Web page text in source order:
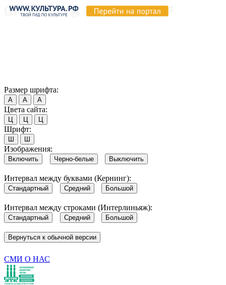
Размер шрифта:
А А А
Цвета сайта:
Ц Ц Ц
Шрифт:
Ш Ш
Изображения:
Включить Черно-белые Выключить
Интервал между буквами (Кернинг):
Стандартный Средний Большой
Интервал между строками (Интерлиньяж):
Стандартный Средний Большой
Вернуться к обычной версии
СМИ О НАС